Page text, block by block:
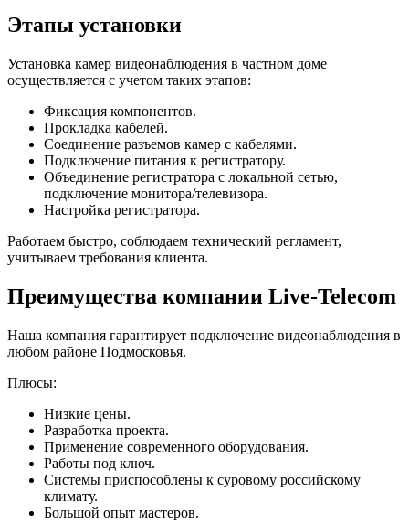
Этапы установки
Установка камер видеонаблюдения в частном доме
осуществляется с учетом таких этапов:
Фиксация компонентов.
Прокладка кабелей.
Соединение разъемов камер с кабелями.
Подключение питания к регистратору.
Объединение регистратора с локальной сетью,
подключение монитора/телевизора.
Настройка регистратора.
Работаем быстро, соблюдаем технический регламент,
учитываем требования клиента.
Преимущества компании Live-Telecom
Наша компания гарантирует подключение видеонаблюдения в
любом районе Подмосковья.
Плюсы:
Низкие цены.
Разработка проекта.
Применение современного оборудования.
Работы под ключ.
Системы приспособлены к суровому российскому
климату.
Большой опыт мастеров.